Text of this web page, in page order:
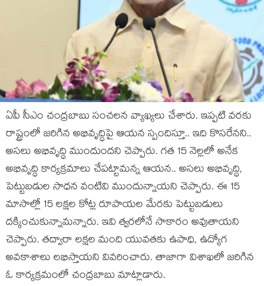
ఏపీ సీఎం చంద్ర‌బాబు సంచ‌ల‌న వ్యాఖ్య‌లు చేశారు. ఇప్ప‌టి వ‌ర‌కు
రాష్ట్రంలో జ‌రిగిన అభివృద్ధిపై ఆయ‌న స్పందిస్తూ.. ఇది కొసరేన‌ని..
అస‌లు అభివృద్ధి ముందుంద‌ని చెప్పారు. గ‌త 15 నెల్లలో అనేక
అభివృద్ధి కార్య‌క్ర‌మాలు చేప‌ట్టామ‌న్న ఆయ‌న‌.. అస‌లు అభివృద్ధి,
పెట్టుబ‌డుల సాధ‌న వంటివి ముందున్నాయ‌ని చెప్పారు. ఈ 15
మాసాల్లో 15 ల‌క్ష‌ల కోట్ల రూపాయ‌ల మేర‌కు పెట్టుబ‌డులు
ద‌క్కించుకున్నామ‌న్నారు. ఇవి త్వ‌ర‌లోనే సాకారం అవుతాయ‌ని
చెప్పారు. త‌ద్వారా ల‌క్ష‌ల మంది యువ‌త‌కు ఉపాధి, ఉద్యోగ
అవ‌కాశాలు ల‌భిస్తాయ‌ని వివ‌రించారు. తాజాగా విశాఖ‌లో జ‌రిగిన
ఓ కార్య‌క్ర‌మంలో చంద్ర‌బాబు మాట్లాడారు.